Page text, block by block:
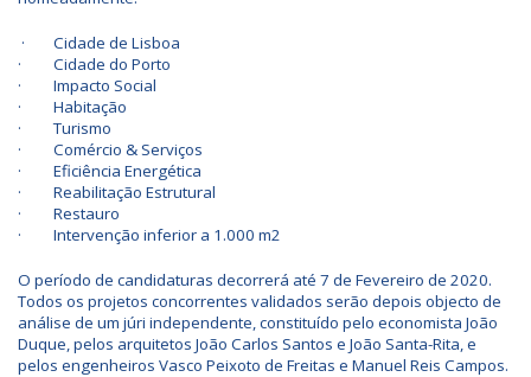
· Cidade de Lisboa
· Cidade do Porto
· Impacto Social
· Habitação
· Turismo
· Comércio & Serviços
· Eficiência Energética
· Reabilitação Estrutural
· Restauro
· Intervenção inferior a 1.000 m2
O período de candidaturas decorrerá até 7 de Fevereiro de 2020.
Todos os projetos concorrentes validados serão depois objecto de
análise de um júri independente, constituído pelo economista João
Duque, pelos arquitetos João Carlos Santos e João Santa-Rita, e
pelos engenheiros Vasco Peixoto de Freitas e Manuel Reis Campos.